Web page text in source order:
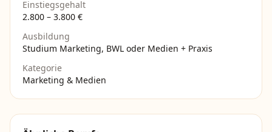
Einstiegsgehalt
2.800 – 3.800 €
Ausbildung
Studium Marketing, BWL oder Medien + Praxis
Kategorie
Marketing & Medien